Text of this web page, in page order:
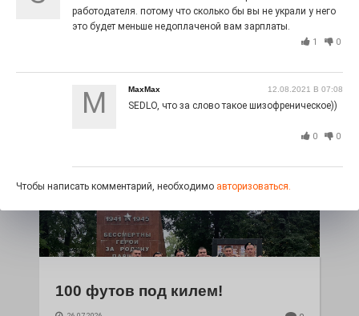
«Районы-кварталы»
путешествуют по городу
0
100 футов под килем!
работодателя. потому что сколько бы вы не украли у него
это будет меньше недоплаченой вам зарплаты.
1 0
M MaxMax 12.08.2021 В 07:08
SEDLO, что за слово такое шизофреническое))
0 0
Чтобы написать комментарий, необходимо авторизоваться.